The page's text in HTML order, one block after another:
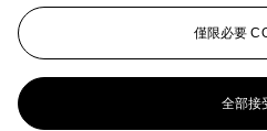
林風眠
林風眠 睡蓮 設色紙本 鏡框
僅限必要
全部接